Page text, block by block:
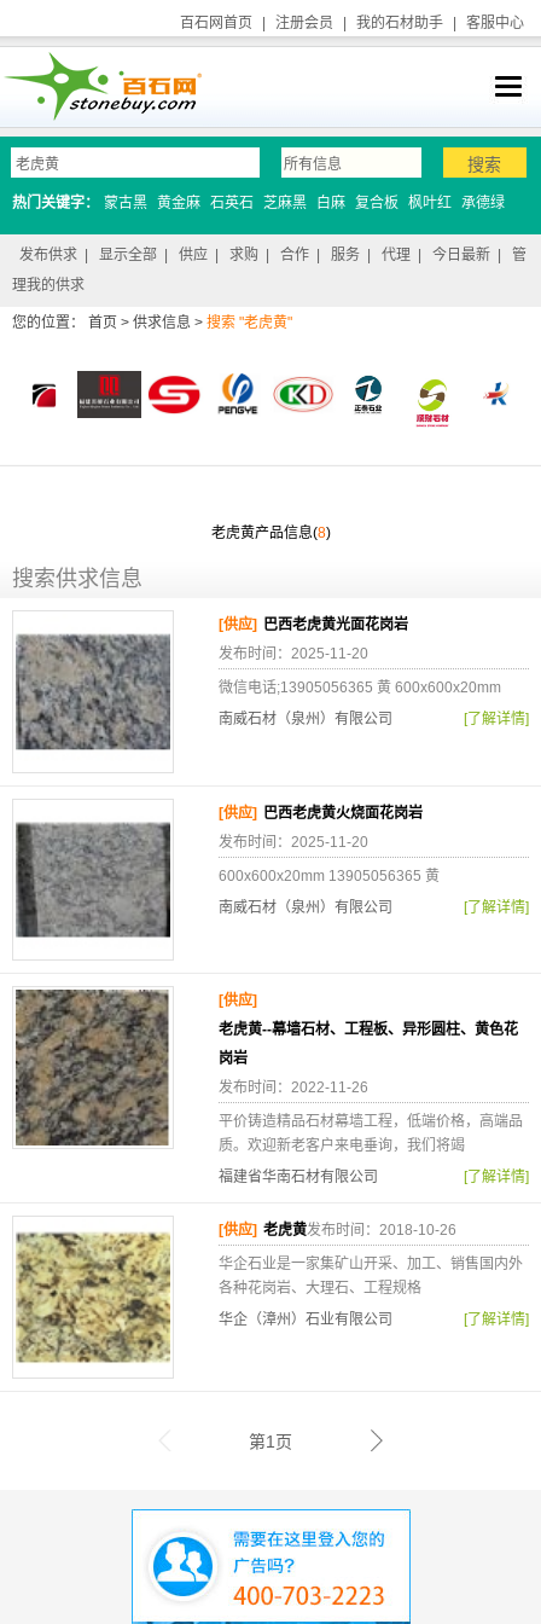
百石网首页 注册会员 我的石材助手 客服中心
热门关键字： 蒙古黑 黄金麻 石英石 芝麻黑 白麻 复合板 枫叶红 承德绿
发布供求 显示全部 供应 求购 合作 服务 代理 今日最新
管
理我的供求
您的位置： 首页 > 供求信息 > 搜索 "老虎黄"
老虎黄产品信息(8)
搜索供求信息
[供应] 巴西老虎黄光面花岗岩
发布时间：2025-11-20
微信电话;13905056365 黄 600x600x20mm
南威石材（泉州）有限公司
[了解详情]
[供应] 巴西老虎黄火烧面花岗岩
发布时间：2025-11-20
600x600x20mm 13905056365 黄
南威石材（泉州）有限公司
[了解详情]
[供应]
老虎黄--幕墙石材、工程板、异形圆柱、黄色花
岗岩
发布时间：2022-11-26
平价铸造精品石材幕墙工程，低端价格，高端品
质。欢迎新老客户来电垂询，我们将竭
福建省华南石材有限公司
[了解详情]
[供应] 老虎黄发布时间：2018-10-26
华企石业是一家集矿山开采、加工、销售国内外
各种花岗岩、大理石、工程规格
华企（漳州）石业有限公司
[了解详情]
第1页